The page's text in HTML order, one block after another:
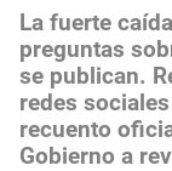
La fuerte
preguntas
se publican.
redes
recuento
Gobierno a